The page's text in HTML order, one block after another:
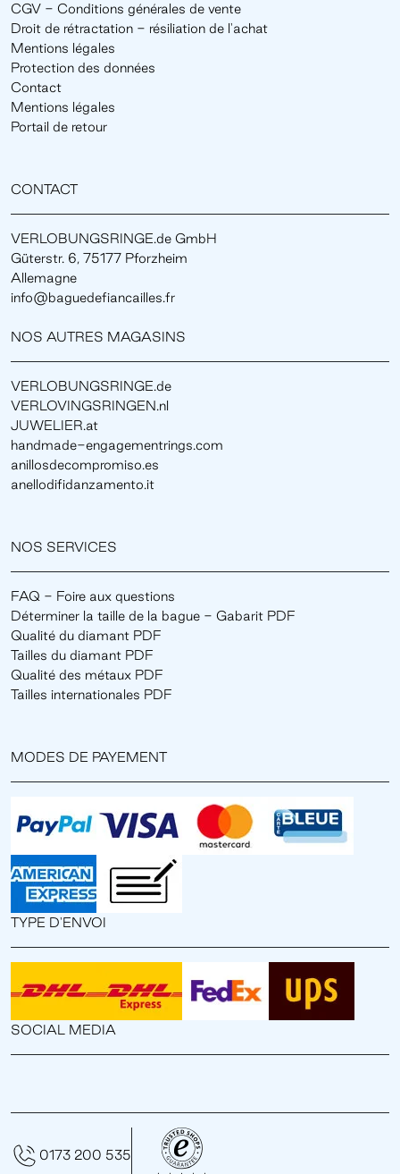
CGV - Conditions générales de vente
Droit de rétractation - résiliation de l'achat
Mentions légales
Protection des données
Contact
Mentions légales
Portail de retour
CONTACT
VERLOBUNGSRINGE.de GmbH
Güterstr. 6, 75177 Pforzheim
Allemagne
info@baguedefiancailles.fr
NOS AUTRES MAGASINS
VERLOBUNGSRINGE.de
VERLOVINGSRINGEN.nl
JUWELIER.at
handmade-engagementrings.com
anillosdecompromiso.es
anellodifidanzamento.it
NOS SERVICES
FAQ - Foire aux questions
Déterminer la taille de la bague - Gabarit PDF
Qualité du diamant PDF
Tailles du diamant PDF
Qualité des métaux PDF
Tailles internationales PDF
MODES DE PAYEMENT
TYPE D'ENVOI
SOCIAL MEDIA
0173 200 535